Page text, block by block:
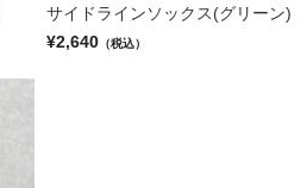
サイドラインソックス(グリーン)
¥2,640 （税込）